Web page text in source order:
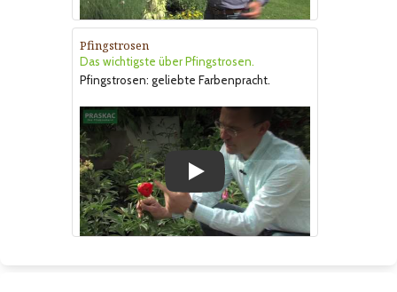
Pfingstrosen
Das wichtigste über Pfingstrosen.
Pfingstrosen: geliebte Farbenpracht.